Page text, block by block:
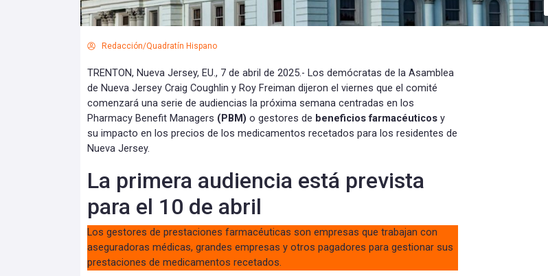
Redacción/Quadratín Hispano
TRENTON, Nueva Jersey, EU., 7 de abril de 2025.- Los demócratas de la Asamblea
de Nueva Jersey Craig Coughlin y Roy Freiman dijeron el viernes que el comité
comenzará una serie de audiencias la próxima semana centradas en los
Pharmacy Benefit Managers (PBM) o gestores de beneficios farmacéuticos y
su impacto en los precios de los medicamentos recetados para los residentes de
Nueva Jersey.
La primera audiencia está prevista
para el 10 de abril
Los gestores de prestaciones farmacéuticas son empresas que trabajan con
aseguradoras médicas, grandes empresas y otros pagadores para gestionar sus
prestaciones de medicamentos recetados.